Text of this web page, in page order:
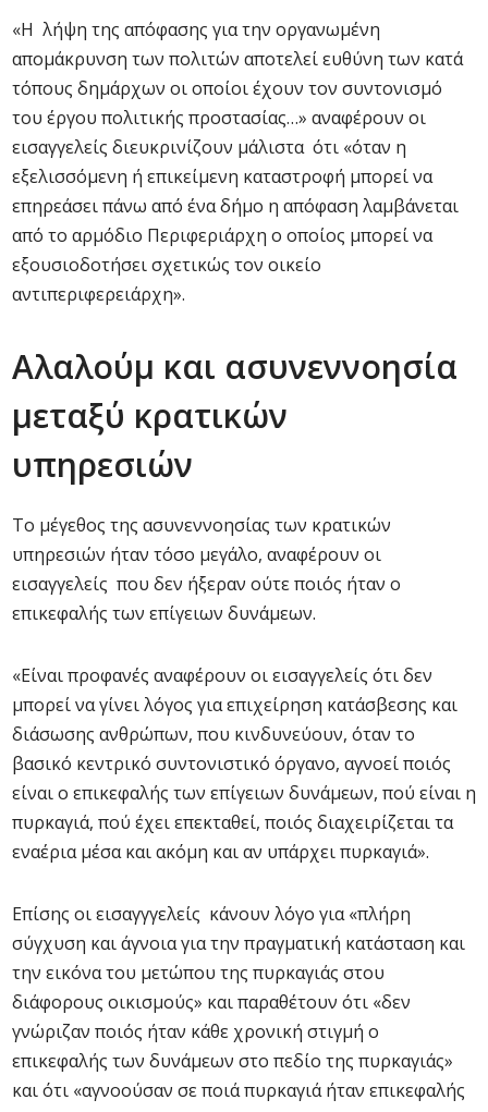
«Η λήψη της απόφασης για την οργανωμένη
απομάκρυνση των πολιτών αποτελεί ευθύνη των κατά
τόπους δημάρχων οι οποίοι έχουν τον συντονισμό
του έργου πολιτικής προστασίας…» αναφέρουν οι
εισαγγελείς διευκρινίζουν μάλιστα ότι «όταν η
εξελισσόμενη ή επικείμενη καταστροφή μπορεί να
επηρεάσει πάνω από ένα δήμο η απόφαση λαμβάνεται
από το αρμόδιο Περιφεριάρχη ο οποίος μπορεί να
εξουσιοδοτήσει σχετικώς τον οικείο
αντιπεριφερειάρχη».
Αλαλούμ και ασυνεννοησία
μεταξύ κρατικών
υπηρεσιών
Το μέγεθος της ασυνεννοησίας των κρατικών
υπηρεσιών ήταν τόσο μεγάλο, αναφέρουν οι
εισαγγελείς που δεν ήξεραν ούτε ποιός ήταν ο
επικεφαλής των επίγειων δυνάμεων.
«Είναι προφανές αναφέρουν οι εισαγγελείς ότι δεν
μπορεί να γίνει λόγος για επιχείρηση κατάσβεσης και
διάσωσης ανθρώπων, που κινδυνεύουν, όταν το
βασικό κεντρικό συντονιστικό όργανο, αγνοεί ποιός
είναι ο επικεφαλής των επίγειων δυνάμεων, πού είναι η
πυρκαγιά, πού έχει επεκταθεί, ποιός διαχειρίζεται τα
εναέρια μέσα και ακόμη και αν υπάρχει πυρκαγιά».
Επίσης οι εισαγγγελείς κάνουν λόγο για «πλήρη
σύγχυση και άγνοια για την πραγματική κατάσταση και
την εικόνα του μετώπου της πυρκαγιάς στου
διάφορους οικισμούς» και παραθέτουν ότι «δεν
γνώριζαν ποιός ήταν κάθε χρονική στιγμή ο
επικεφαλής των δυνάμεων στο πεδίο της πυρκαγιάς»
και ότι «αγνοούσαν σε ποιά πυρκαγιά ήταν επικεφαλής